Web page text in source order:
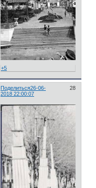
+5
Поделиться 28
26-06-
2018 22:00:07